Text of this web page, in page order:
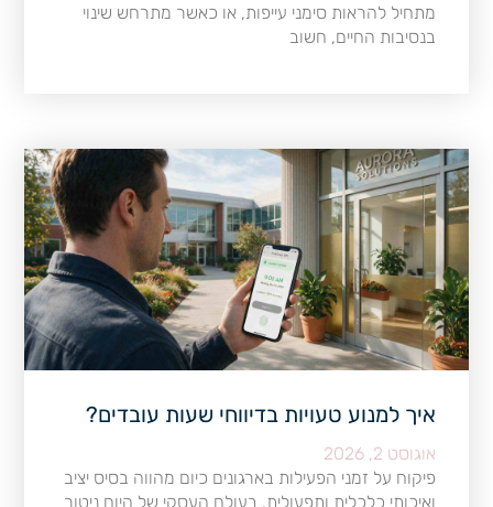
מתחיל להראות סימני עייפות, או כאשר מתרחש שינוי
בנסיבות החיים, חשוב
איך למנוע טעויות בדיווחי שעות עובדים?
אוגוסט 2, 2026
פיקוח על זמני הפעילות בארגונים כיום מהווה בסיס יציב
ואיכותי כלכלית ותפעולית. בעולם העסקי של היום ניטור